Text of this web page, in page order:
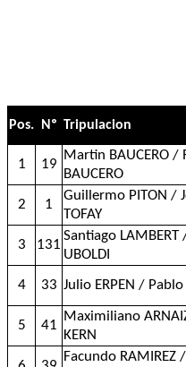
Pos. Nº Tripulacion
1 19
Martin BAUCERO /
BAUCERO
2 1
Guillermo PITON /
TOFAY
3 131
Santiago LAMBERT
UBOLDI
4 33 Julio ERPEN / Pablo
5 41
Maximiliano
KERN
Facundo RAMIREZ